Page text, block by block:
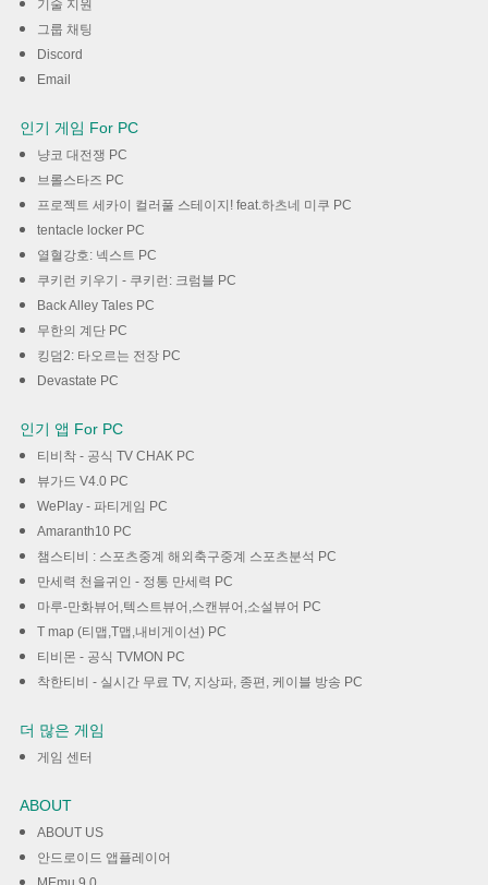
기술 지원
그룹 채팅
Discord
Email
인기 게임 For PC
냥코 대전쟁 PC
브롤스타즈 PC
프로젝트 세카이 컬러풀 스테이지! feat.하츠네 미쿠 PC
tentacle locker PC
열혈강호: 넥스트 PC
쿠키런 키우기 - 쿠키런: 크럼블 PC
Back Alley Tales PC
무한의 계단 PC
킹덤2: 타오르는 전장 PC
Devastate PC
인기 앱 For PC
티비착 - 공식 TV CHAK PC
뷰가드 V4.0 PC
WePlay - 파티게임 PC
Amaranth10 PC
챔스티비 : 스포츠중계 해외축구중계 스포츠분석 PC
만세력 천을귀인 - 정통 만세력 PC
마루-만화뷰어,텍스트뷰어,스캔뷰어,소설뷰어 PC
T map (티맵,T맵,내비게이션) PC
티비몬 - 공식 TVMON PC
착한티비 - 실시간 무료 TV, 지상파, 종편, 케이블 방송 PC
더 많은 게임
게임 센터
ABOUT
ABOUT US
안드로이드 앱플레이어